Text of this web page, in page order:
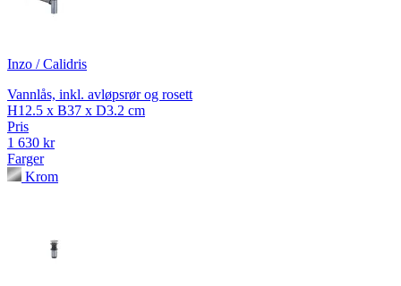
Inzo / Calidris
Vannlås, inkl. avløpsrør og rosett
H12.5 x B37 x D3.2 cm
Pris
1 630 kr
Farger
Krom